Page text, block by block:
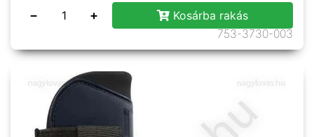
− +
Kosárba rakás
753-3730-003